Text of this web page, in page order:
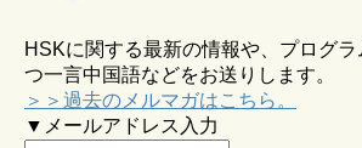
HSKに関する最新の情報や、プログ
つ一言中国語などをお送りします。
＞＞過去のメルマガはこちら。
▼メールアドレス入力